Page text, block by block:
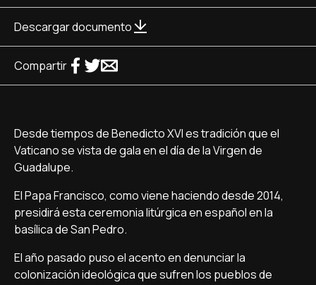
Descargar documento
Compartir
Desde tiempos de Benedicto XVI es tradición que el
Vaticano se vista de gala en el día de la Virgen de
Guadalupe.
El Papa Francisco, como viene haciendo desde 2014,
presidirá esta ceremonia litúrgica en español en la
basílica de San Pedro.
El año pasado puso el acento en denunciar la
colonización ideológica que sufren los pueblos de